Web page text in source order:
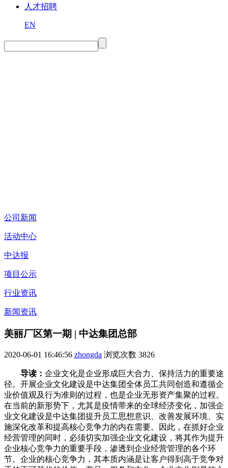
人才招聘
EN
公司新闻
活动中心
中达报
项目公示
行业资讯
新闻资讯
美丽厂区第一期 | 中达集团总部
2020-06-01 16:46:56 zhongda 浏览次数 3826
导读： 企业文化是企业形成巨大合力、保持活力的重要途
径。开展企业文化建设是中达集团全体员工共同创造和遵循企
业价值观及行为准则的过程，也是企业无形资产集聚的过程。
在当前的新形势下，尤其是疫情带来的全球经济变化，加强企
业文化建设是中达集团提升员工思想意识、改善发展环境、实
施深化改革和提高核心竞争力的内在需要。因此，在抓好企业
经营管理的同时，必须切实加强企业文化建设，将其作为提升
企业核心竞争力的重要手段，渗透到企业经营管理的各个环
节。企业的核心竞争力，其本质内涵是让客户得到高于竞争对